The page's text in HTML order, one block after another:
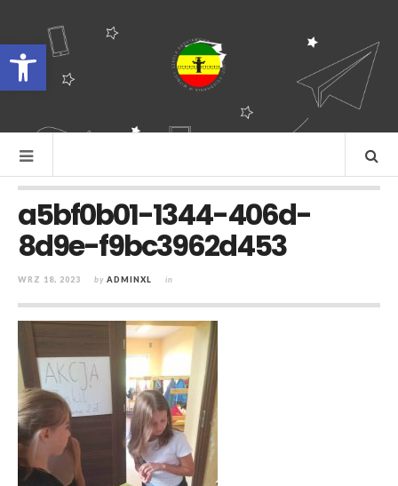
Otwórz pasek narzędzi
a5bf0b01-1344-406d-
8d9e-f9bc3962d453
WRZ 18, 2023 by ADMINXL in